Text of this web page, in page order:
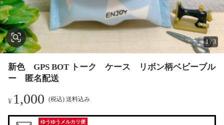
1/3
新色 GPS BOT トーク ケース リボン柄ベビーブル
ー 匿名配送
¥ 1,000 (税込) 送料込み
ゆうゆうメルカリ便